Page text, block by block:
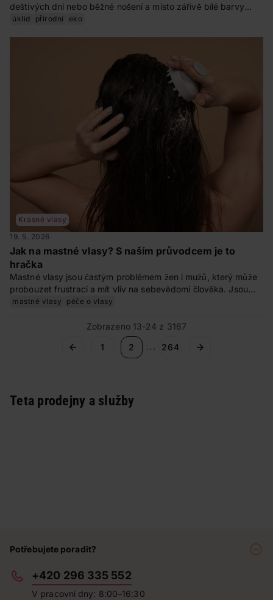
deštivých dní nebo běžné nošení a místo zářivě bílé barvy
vypadají zašedle a opotřebovaně. Naštěstí existuje několik
úklid přírodní eko
Krásné vlasy
19. 5. 2026
Jak na mastné vlasy? S naším průvodcem je to
hračka
Mastné vlasy jsou častým problémem žen i mužů, který může
probouzet frustraci a mít vliv na sebevědomí člověka. Jsou
doprovázeny svěděním hlavy, pocitem nečistoty a
pokožky hlavy. Nevěšte hlavu, se správnou péčí dokážete své
mastné vlasy dostat pod kontrolu a díky našim tipům budete
vždy vypadat svěží, jako byste právě vyšli od kadeřníka.
mastné vlasy péče o vlasy
Zobrazeno 13-24 z 3167
1
2 ... 264
Teta prodejny a služby
Potřebujete poradit?
+420 296 335 552
V pracovní dny: 8:00–16:30